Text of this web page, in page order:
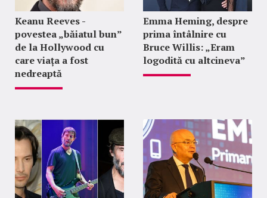
Keanu Reeves -
povestea „băiatul bun”
de la Hollywood cu
care viața a fost
nedreaptă
Emma Heming, despre
prima întâlnire cu
Bruce Willis: „Eram
logodită cu altcineva”